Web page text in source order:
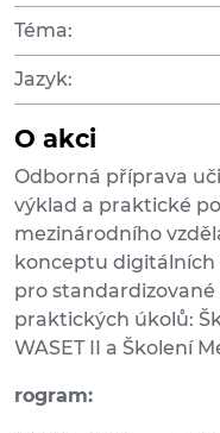
Téma:
Jazyk:
O akci
Odborná příprava
výklad a praktické
mezinárodního
konceptu digitálních
pro
praktických úkolů:
WASET II a Školení
rogram: